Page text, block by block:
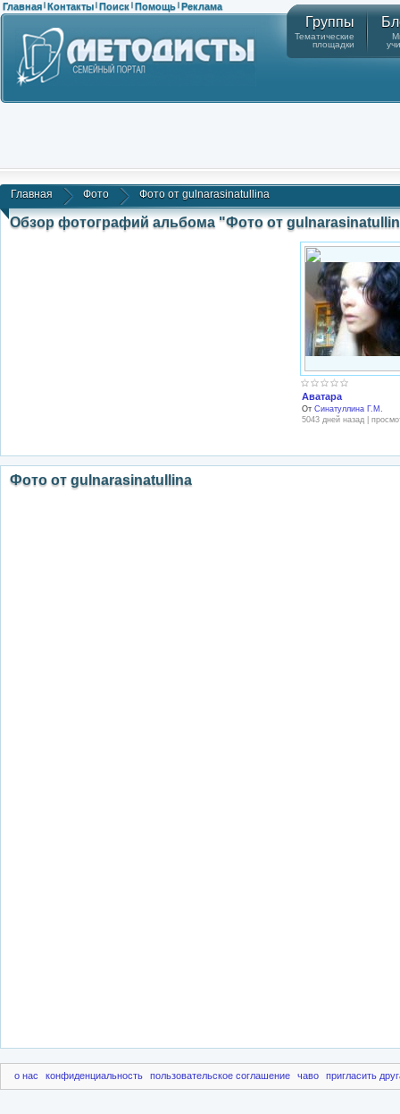
Главная | Контакты | Поиск | Помощь | Реклама
Группы
Тематические
площадки
Главная Фото Фото от gulnarasinatullina
Обзор фотографий альбома "Фото от
Аватара
От Синатуллина Г.М.
5043 дней назад |
Фото от gulnarasinatullina
о нас конфиденциальность пользовательское соглашение чаво пригласить